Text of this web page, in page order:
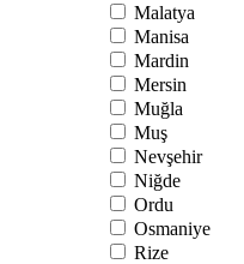
Malatya
Manisa
Mardin
Mersin
Muğla
Muş
Nevşehir
Niğde
Ordu
Osmaniye
Rize